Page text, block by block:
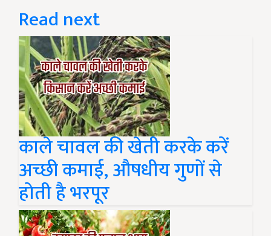
Read next
काले चावल की खेती करके करें
अच्छी कमाई, औषधीय गुणों से
होती है भरपूर